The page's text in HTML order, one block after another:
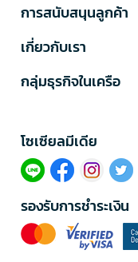
การสนับสนุนลูกค้า
เกี่ยวกับเรา
กลุ่มธุรกิจในเครือ
โซเซียลมีเดีย​
รองรับการชำระเงิน